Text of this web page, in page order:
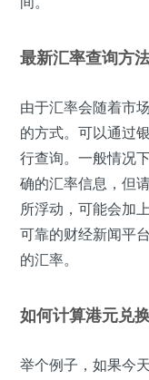
最新汇率查询方
由于汇率会随着市
的方式。可以通过
行查询。一般情况
确的汇率信息，但
所浮动，可能会加
可靠的财经新闻平
的汇率。
如何计算港元兑
举个例子，如果今